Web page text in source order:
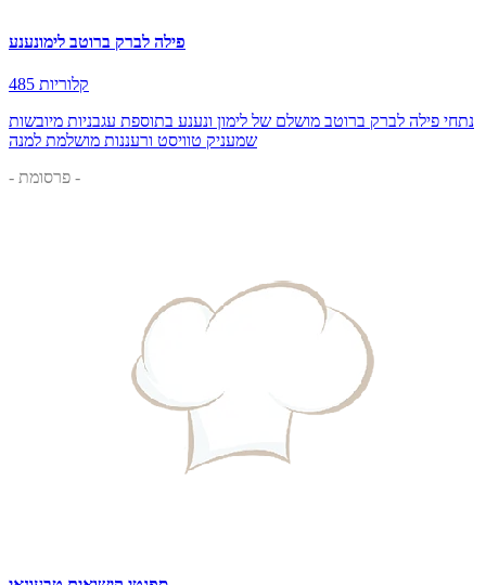
פילה לברק ברוטב לימונענע
485 קלוריות
נתחי פילה לברק ברוטב מושלם של לימון ונענע בתוספת עגבניות מיובשות
שמעניק טוויסט ורעננות מושלמת למנה
- פרסומת -